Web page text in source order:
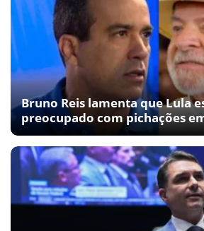
Bruno Reis lamenta que Lula
preocupado com pichações